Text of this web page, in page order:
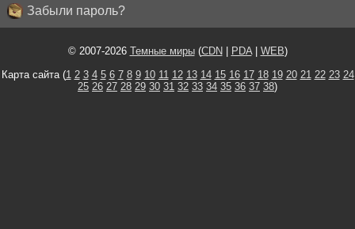
Забыли пароль?
© 2007-2026 Темные миры(CDN| PDA| WEB)
Карта сайта (1 2 3 4 5 6 7 8 9 10 11 12 13 14 15 16 17 18 19 20 21 22 23 24
25 26 27 28 29 30 31 32 33 34 35 36 37 38)